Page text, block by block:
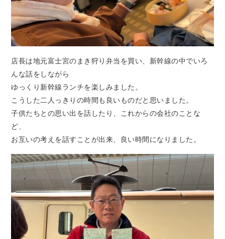
店長は地元富士宮のまき狩り弁当を買い、新幹線の中でいろ
んな話をしながら
ゆっくり新幹線ランチを楽しみました。
こうした二人っきりの時間も良いものだと思いました。
子供たちとの思い出を話したり、これからの会社のことな
ど、
お互いの考えを話すことが出来、良い時間になりました。